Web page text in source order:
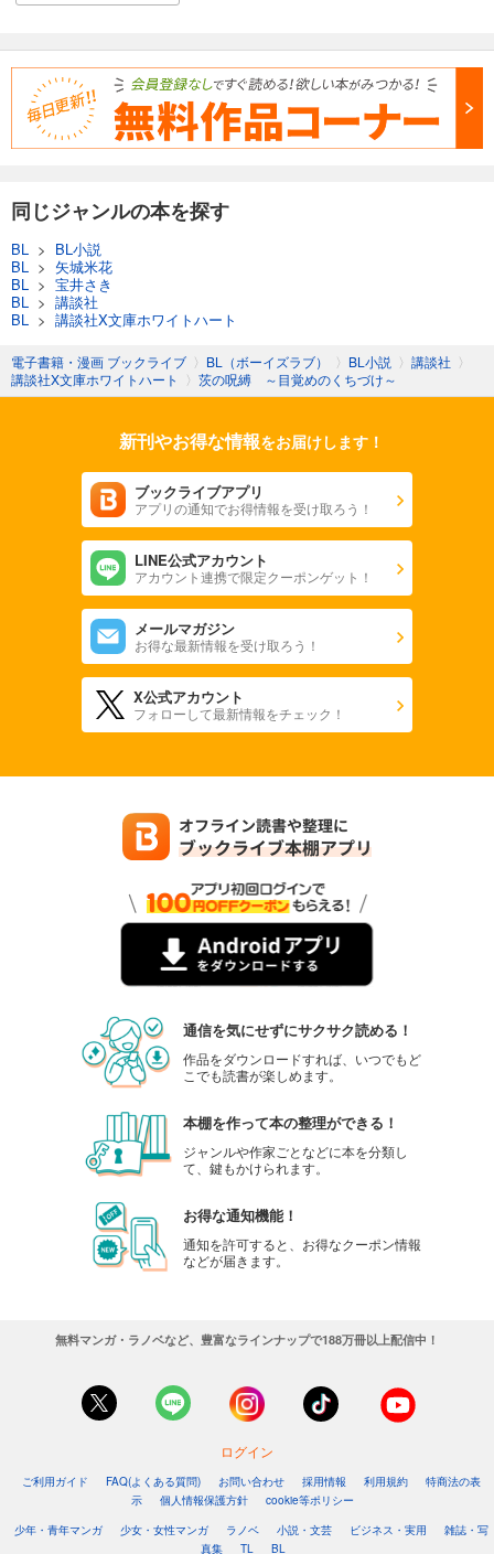
同じジャンルの本を探す
BL > BL小説
BL > 矢城米花
BL > 宝井さき
BL > 講談社
BL > 講談社X文庫ホワイトハート
電子書籍・漫画 ブックライブ 〉 BL（ボーイズラブ） 〉 BL小説 〉 講談社 〉
講談社X文庫ホワイトハート
〉 茨の呪縛 ～目覚めのくちづけ～
新刊やお得な情報をお届けします！
ブックライブアプリ
アプリの通知でお得情報を受け取ろう！
LINE公式アカウント
アカウント連携で限定クーポンゲット！
メールマガジン
お得な最新情報を受け取ろう！
X公式アカウント
フォローして最新情報をチェック！
通信を気にせずにサクサク読める！
作品をダウンロードすれば、いつでもど
こでも読書が楽しめます。
本棚を作って本の整理ができる！
ジャンルや作家ごとなどに本を分類し
て、鍵もかけられます。
お得な通知機能！
通知を許可すると、お得なクーポン情報
などが届きます。
無料マンガ・ラノベなど、豊富なラインナップで188万冊以上配信中！
ログイン
ご利用ガイド FAQ(よくある質問) お問い合わせ 採用情報 利用規約
特商法の表
示
個人情報保護方針
cookie等ポリシー
少年・青年マンガ
少女・女性マンガ ラノベ 小説・文芸 ビジネス・実用
雑誌・写
真集
TL BL